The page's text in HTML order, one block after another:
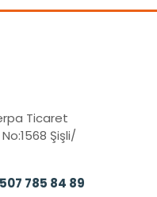
Ticaret
Şişli/
785 84 89